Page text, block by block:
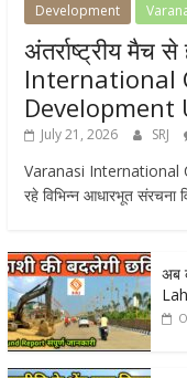
Development
अंतर्राष्ट्रीय मैच
International
Development
July 21, 2026 SRJ
Varanasi International
रहे विभिन्न आधारभूत संरचना
अब